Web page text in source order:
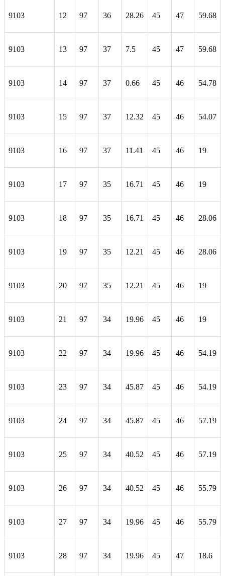
9103 12 97 36 28.26 45 47 59.68
9103 13 97 37 7.5 45 47 59.68
9103 14 97 37 0.66 45 46 54.78
9103 15 97 37 12.32 45 46 54.07
9103 16 97 37 11.41 45 46 19
9103 17 97 35 16.71 45 46 19
9103 18 97 35 16.71 45 46 28.06
9103 19 97 35 12.21 45 46 28.06
9103 20 97 35 12.21 45 46 19
9103 21 97 34 19.96 45 46 19
9103 22 97 34 19.96 45 46 54.19
9103 23 97 34 45.87 45 46 54.19
9103 24 97 34 45.87 45 46 57.19
9103 25 97 34 40.52 45 46 57.19
9103 26 97 34 40.52 45 46 55.79
9103 27 97 34 19.96 45 46 55.79
9103 28 97 34 19.96 45 47 18.6